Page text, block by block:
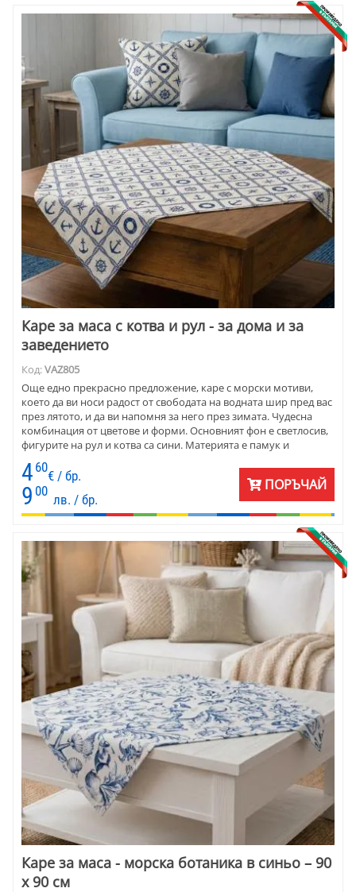
Каре за маса с котва и рул - за дома и за
заведението
Код:VAZ805
Още едно прекрасно предложение, каре с морски мотиви,
което да ви носи радост от свободата на водната шир пред вас
през лятото, и да ви напомня за него през зимата. Чудесна
комбинация от цветове и форми. Основният фон е светлосив,
фигурите на рул и котва са сини. Материята е памук и
полиестер. Съчетайте карето със синя покривка за маса.
Размерите са 90х90 см.
4 60
€ / бр.
9 00
лв. / бр.
ПОРЪЧАЙ
Каре за маса - морска ботаника в синьо – 90
x 90 см